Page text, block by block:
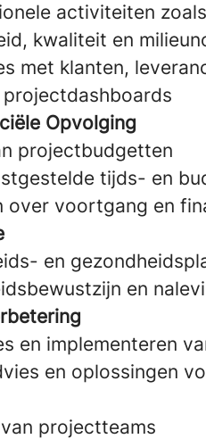
activiteiten
kwaliteit en
met klanten,
Opvolging
projectbudgetten
tijds- en
over voortgang en
en
en
en implementeren
en oplossingen
projectteams